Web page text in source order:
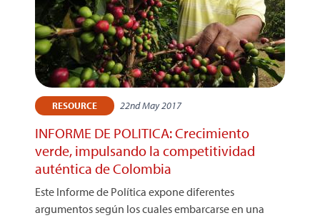
RESOURCE 22nd May 2017
INFORME DE POLITICA: Crecimiento
verde, impulsando la competitividad
auténtica de Colombia
Este Informe de Política expone diferentes
argumentos según los cuales embarcarse en una